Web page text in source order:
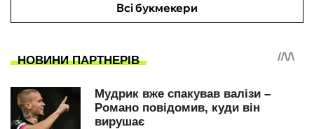
Всі букмекери